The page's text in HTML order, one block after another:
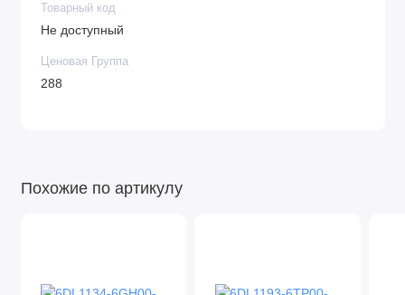
Товарный код
Не доступный
Ценовая Группа
288
Похожие по артикулу